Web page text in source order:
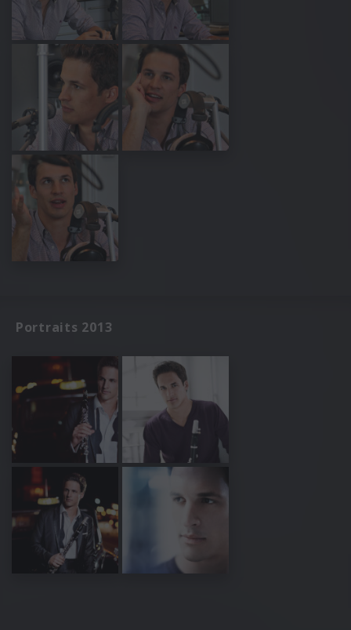
Portraits 2013